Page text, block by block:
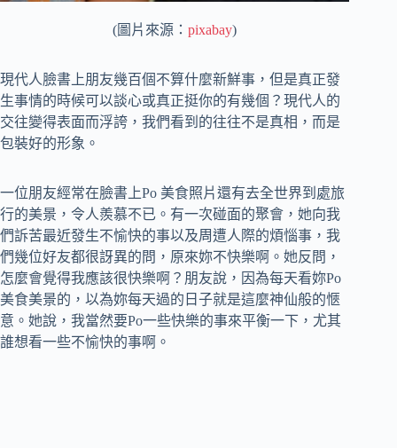
(圖片來源：pixabay)
現代人臉書上朋友幾百個不算什麼新鮮事，但是真正發
生事情的時候可以談心或真正挺你的有幾個？現代人的
交往變得表面而浮誇，我們看到的往往不是真相，而是
包裝好的形象。
一位朋友經常在臉書上Po 美食照片還有去全世界到處旅
行的美景，令人羨慕不已。有一次碰面的聚會，她向我
們訴苦最近發生不愉快的事以及周遭人際的煩惱事，我
們幾位好友都很訝異的問，原來妳不快樂啊。她反問，
怎麼會覺得我應該很快樂啊？朋友說，因為每天看妳Po
美食美景的，以為妳每天過的日子就是這麼神仙般的愜
意。她說，我當然要Po一些快樂的事來平衡一下，尤其
誰想看一些不愉快的事啊。